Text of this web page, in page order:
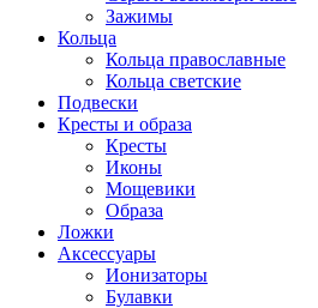
Зажимы
Кольца
Кольца православные
Кольца светские
Подвески
Кресты и образа
Кресты
Иконы
Мощевики
Образа
Ложки
Аксессуары
Ионизаторы
Булавки